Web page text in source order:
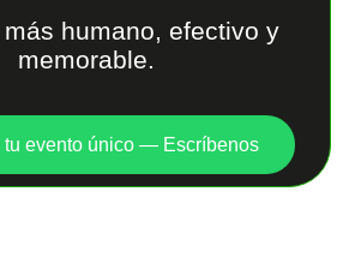
humano, efectivo y
memorable.
tu evento único — Escríbenos